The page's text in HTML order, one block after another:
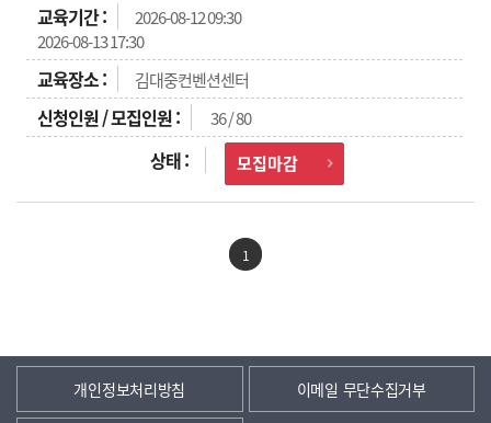
2026-08-12 09:30
2026-08-13 17:30
김대중컨벤션센터
36 / 80
모집마감
1
개인정보처리방침 이메일 무단수집거부